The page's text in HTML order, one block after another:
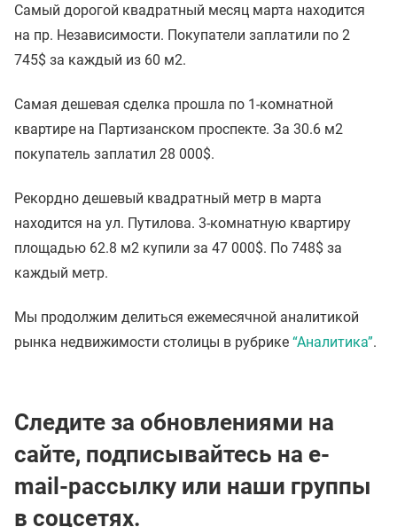
Самый дорогой квадратный месяц марта находится
на пр. Независимости. Покупатели заплатили по 2
745$ за каждый из 60 м2.
Самая дешевая сделка прошла по 1-комнатной
квартире на Партизанском проспекте. За 30.6 м2
покупатель заплатил 28 000$.
Рекордно дешевый квадратный метр в марта
находится на ул. Путилова. 3-комнатную квартиру
площадью 62.8 м2 купили за 47 000$. По 748$ за
каждый метр.
Мы продолжим делиться ежемесячной аналитикой
рынка недвижимости столицы в рубрике “Аналитика”.
Следите за обновлениями на
сайте, подписывайтесь на e-
mail-рассылку или наши группы
в соцсетях.